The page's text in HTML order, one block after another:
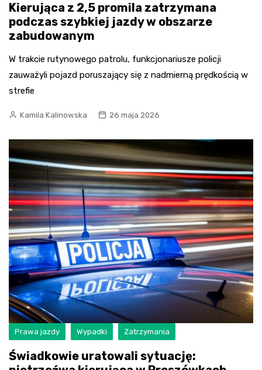
Kierująca z 2,5 promila zatrzymana
podczas szybkiej jazdy w obszarze
zabudowanym
W trakcie rutynowego patrolu, funkcjonariusze policji
zauważyli pojazd poruszający się z nadmierną prędkością w
strefie
Kamila Kalinowska 26 maja 2026
Prawa jazdy Wypadki Zatrzymania
Świadkowie uratowali sytuację: